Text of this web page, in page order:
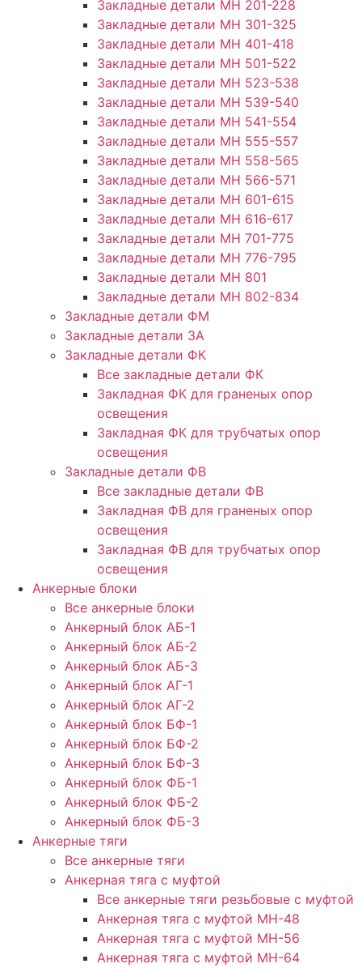
Закладные детали МН 201-228
Закладные детали МН 301-325
Закладные детали МН 401-418
Закладные детали МН 501-522
Закладные детали МН 523-538
Закладные детали МН 539-540
Закладные детали МН 541-554
Закладные детали МН 555-557
Закладные детали МН 558-565
Закладные детали МН 566-571
Закладные детали МН 601-615
Закладные детали МН 616-617
Закладные детали МН 701-775
Закладные детали МН 776-795
Закладные детали МН 801
Закладные детали МН 802-834
Закладные детали ФМ
Закладные детали ЗА
Закладные детали ФК
Все закладные детали ФК
Закладная ФК для граненых опор
освещения
Закладная ФК для трубчатых опор
освещения
Закладные детали ФВ
Все закладные детали ФВ
Закладная ФВ для граненых опор
освещения
Закладная ФВ для трубчатых опор
освещения
Анкерные блоки
Все анкерные блоки
Анкерный блок АБ-1
Анкерный блок АБ-2
Анкерный блок АБ-3
Анкерный блок АГ-1
Анкерный блок АГ-2
Анкерный блок БФ-1
Анкерный блок БФ-2
Анкерный блок БФ-3
Анкерный блок ФБ-1
Анкерный блок ФБ-2
Анкерный блок ФБ-3
Анкерные тяги
Все анкерные тяги
Анкерная тяга с муфтой
Все анкерные тяги резьбовые с муфтой
Анкерная тяга с муфтой МН-48
Анкерная тяга с муфтой МН-56
Анкерная тяга с муфтой МН-64